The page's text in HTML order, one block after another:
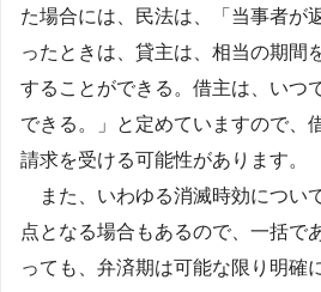
た場合には、民法は、「当事者が
ったときは、貸主は、相当の期間
することができる。借主は、いつ
できる。」と定めていますので、
請求を受ける可能性があります。
また、いわゆる消滅時効につい
点となる場合もあるので、一括で
っても、弁済期は可能な限り明確